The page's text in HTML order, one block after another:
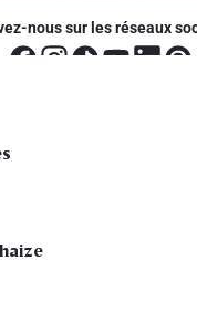
nous sur les réseaux